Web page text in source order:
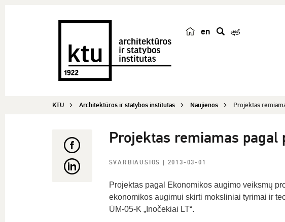
en
k
KTU Architektūros ir statybos institutas Naujienos Projektas
Projektas remiamas pagal
SVARBIAUSIOS | 2013-03-01
Projektas pagal Ekonomikos augimo veiksmų
ekonomikos augimui skirti moksliniai tyrimai ir
ŪM-05-K „Inočekiai LT“.